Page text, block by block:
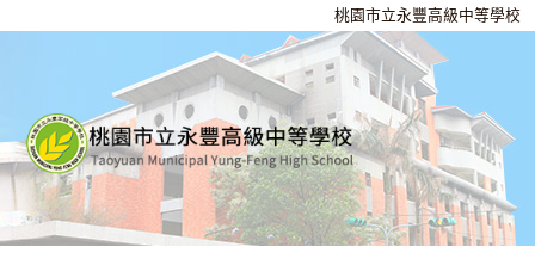
桃園市立永豐高級中等學校